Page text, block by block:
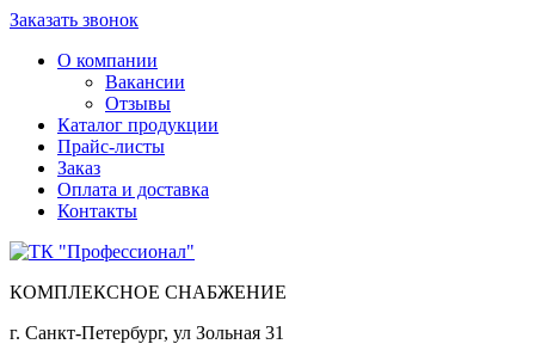
Заказать звонок
О компании
Вакансии
Отзывы
Каталог продукции
Прайс-листы
Заказ
Оплата и доставка
Контакты
КОМПЛЕКСНОЕ СНАБЖЕНИЕ
г. Санкт-Петербург, ул Зольная 31